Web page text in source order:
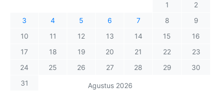
Agustus 2026
1
2
3
4 5 6 7 8
9
10
11 12 13 14 15
16
17
18 19 20 21 22
23
24
25 26 27 28 29
30
31